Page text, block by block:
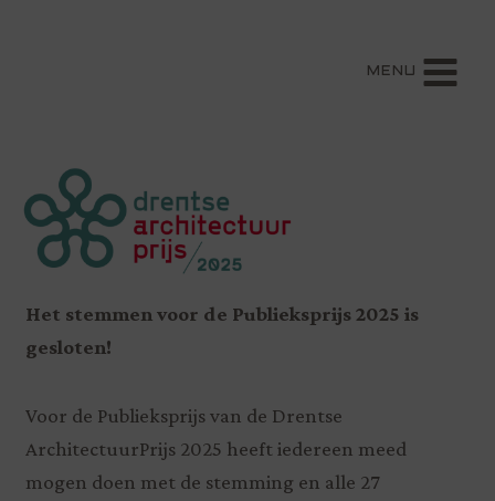
MENU
Het stemmen voor de Publieksprijs 2025 is
gesloten!
Voor de Publieksprijs van de Drentse
ArchitectuurPrijs 2025 heeft iedereen meed
mogen doen met de stemming en alle 27